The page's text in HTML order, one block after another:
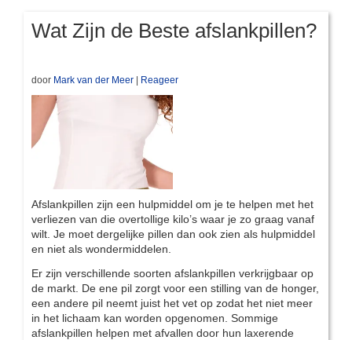
Wat Zijn de Beste afslankpillen?
door Mark van der Meer | Reageer
Afslankpillen zijn een hulpmiddel om je te helpen met het
verliezen van die overtollige kilo’s waar je zo graag vanaf
wilt. Je moet dergelijke pillen dan ook zien als hulpmiddel
en niet als wondermiddelen.
Er zijn verschillende soorten afslankpillen verkrijgbaar op
de markt. De ene pil zorgt voor een stilling van de honger,
een andere pil neemt juist het vet op zodat het niet meer
in het lichaam kan worden opgenomen. Sommige
afslankpillen helpen met afvallen door hun laxerende